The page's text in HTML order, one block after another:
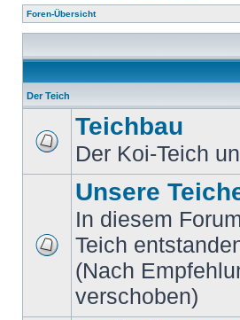
Foren-Übersicht
Der Teich
Teichbau
Der Koi-Teich
Unsere
In diesem
Teich
(Nach
verschoben)